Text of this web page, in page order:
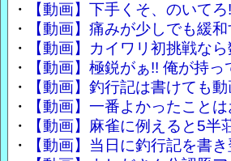
・
【動画】下手くそ、のいて
・
【動画】痛みが少しでも緩
・
【動画】カイワリ初挑戦な
・
【動画】極鋭がぁ!! 俺が持
・
【動画】釣行記は書けても
・
【動画】一番よかったこと
・
【動画】麻雀に例えると5
・
【動画】当日に釣行記を書